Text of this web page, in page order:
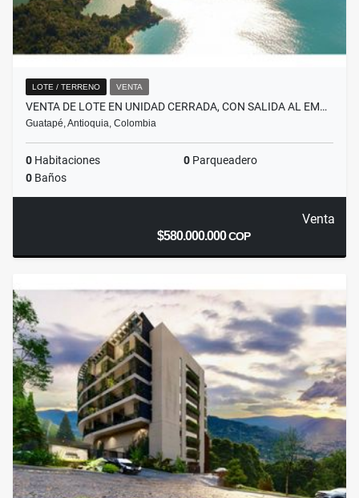
LOTE / TERRENO VENTA
VENTA DE LOTE EN UNIDAD CERRADA, CON SALIDA AL EM…
Guatapé, Antioquia, Colombia
0 Habitaciones 0 Parqueadero
0 Baños
Venta
$580.000.000COP